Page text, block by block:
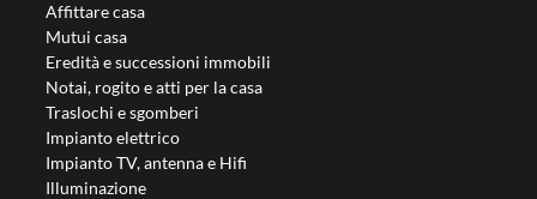
Affittare casa
Mutui casa
Eredità e successioni immobili
Notai, rogito e atti per la casa
Traslochi e sgomberi
Impianto elettrico
Impianto TV, antenna e Hifi
Illuminazione